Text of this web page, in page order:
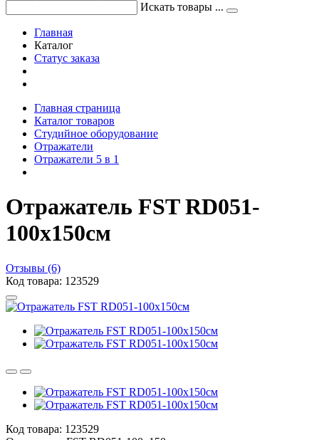
Искать товары ...
Главная
Каталог
Статус заказа
Главная страница
Каталог товаров
Студийное оборудование
Отражатели
Отражатели 5 в 1
Отражатель FST RD051-
100x150см
Отзывы (6)
Код товара: 123529
Код товара: 123529